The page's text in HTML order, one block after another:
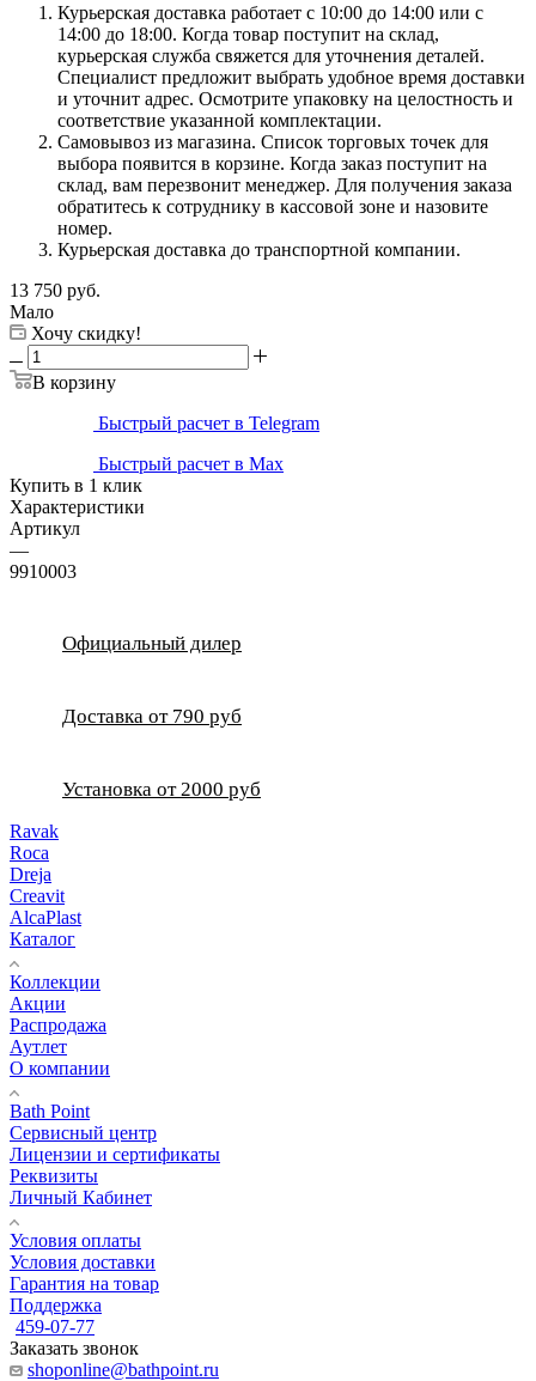
Курьерская доставка работает с 10:00 до 14:00 или с
14:00 до 18:00. Когда товар поступит на склад,
курьерская служба свяжется для уточнения деталей.
Специалист предложит выбрать удобное время доставки
и уточнит адрес. Осмотрите упаковку на целостность и
соответствие указанной комплектации.
Самовывоз из магазина. Список торговых точек для
выбора появится в корзине. Когда заказ поступит на
склад, вам перезвонит менеджер. Для получения заказа
обратитесь к сотруднику в кассовой зоне и назовите
номер.
Курьерская доставка до транспортной компании.
13 750 руб.
Мало
Хочу скидку!
В корзину
Быстрый расчет в Telegram
Быстрый расчет в Max
Купить в 1 клик
Характеристики
Артикул
—
9910003
Официальный дилер
Доставка от 790 руб
Установка от 2000 руб
Ravak
Roca
Dreja
Creavit
AlcaPlast
Каталог
Коллекции
Акции
Распродажа
Аутлет
О компании
Bath Point
Сервисный центр
Лицензии и сертификаты
Реквизиты
Личный Кабинет
Условия оплаты
Условия доставки
Гарантия на товар
Поддержка
459-07-77
Заказать звонок
shoponline@bathpoint.ru